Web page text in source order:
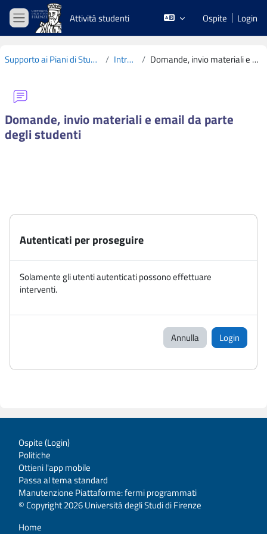
Vai al contenuto principale
Pannello laterale
Attività studenti Ospite Login
Supporto ai Piani di Studio CdS L19 2020-2021 Introduzione Domande, invio materiali e email da parte degli studenti
Domande, invio materiali e email da parte
degli studenti
Autenticati per proseguire
Solamente gli utenti autenticati possono effettuare
interventi.
Annulla Login
Ospite (Login)
Politiche
Ottieni l'app mobile
Passa al tema standard
Manutenzione Piattaforme: fermi programmati
© Copyright 2026 Università degli Studi di Firenze
Home